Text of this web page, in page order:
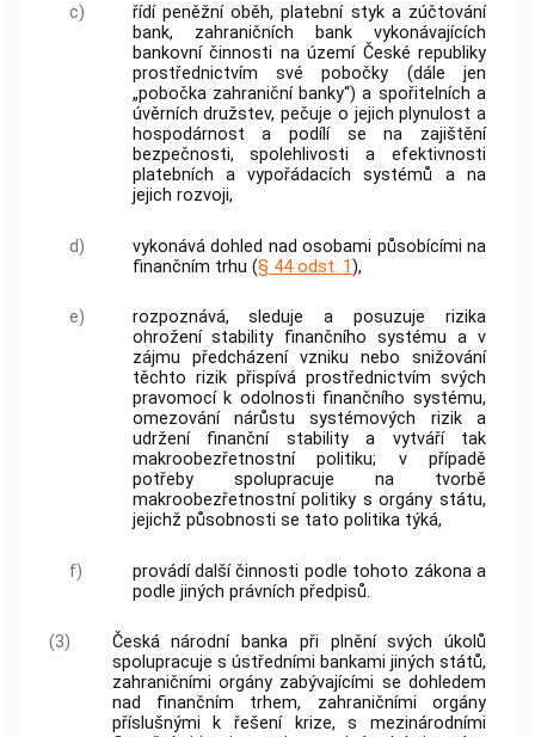
c)
řídí peněžní oběh, platební styk a zúčtování
bank, zahraničních bankvykonávajících
bankovní činnosti na území České republiky
prostřednictvím své pobočky (dále jen
„pobočka zahraniční banky“) a spořitelních a
úvěrních družstev, pečuje o jejich plynulost a
hospodárnost a podílí se na zajištění
bezpečnosti, spolehlivosti a efektivnosti
platebních a vypořádacích systémů a na
jejich rozvoji,
d)
vykonává dohled nad osobami působícími na
finančním trhu (§ 44 odst. 1),
e)
rozpoznává, sleduje a posuzuje rizika
ohrožení stability finančního systému a v
zájmu předcházení vzniku nebo snižování
těchto rizik přispívá prostřednictvím svých
pravomocí k odolnosti finančního systému,
omezování nárůstu systémových rizik a
udržení finanční stability a vytváří tak
makroobezřetnostní politiku; v případě
potřeby spolupracuje na tvorbě
makroobezřetnostní politiky s orgány státu,
jejichž působnosti se tato politika týká,
f)
provádí další činnosti podle tohoto zákona a
podle jiných právních předpisů.
(3) Česká národní banka při plnění svých úkolů
spolupracuje s ústředními bankami jiných států,
zahraničními orgány zabývajícími se dohledem
nad finančním trhem, zahraničními orgány
příslušnými k řešení krize, s mezinárodními